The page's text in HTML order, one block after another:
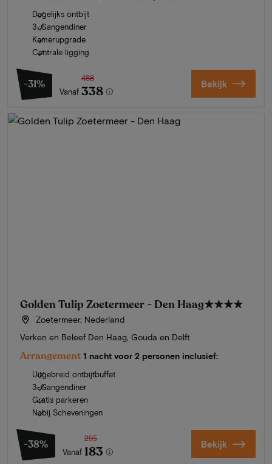
Dagelijks ontbijt
3-Gangendiner
Kamerupgrade
Centrale ligging
-31%
Vanaf
488
338 Bekijk
Golden Tulip Zoetermeer - Den Haag★★★★
Zoetermeer, Nederland
Verken en Beleef Den Haag, Gouda en Delft
Arrangement 1 nacht voor 2 personen inclusief:
Uitgebreid ontbijtbuffet
3-Gangendiner
Gratis parkeren
Nabij Scheveningen
-38%
Vanaf
295
183 Bekijk